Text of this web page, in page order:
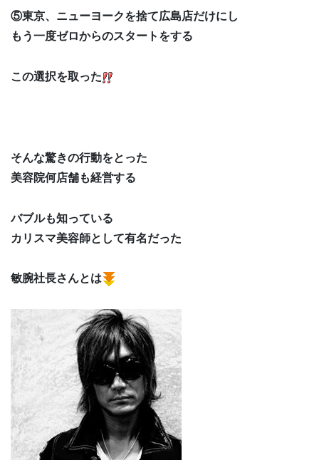
⑤東京、ニューヨークを捨て広島店だけにし
もう一度ゼロからのスタートをする
この選択を取った
そんな驚きの行動をとった
美容院何店舗も経営する
バブルも知っている
カリスマ美容師として有名だった
敏腕社長さんとは